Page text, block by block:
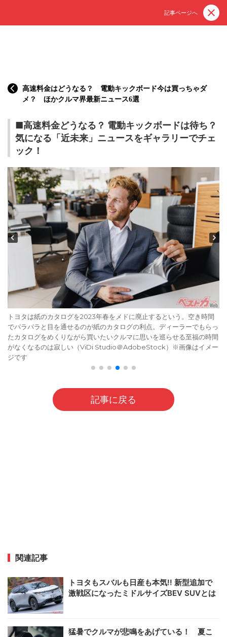
記事ページへ
高速料金はどうなる？ 電動キックボード今は買っちゃダ
メ？ ほかクルマ界最新ニュース6選
■高速料金どうなる？ 電動キックボードは待ち？
気になる「近未来」ニュースをギャラリーでチェ
ック！
トヨタは紙のカタログを2023年春をメドに廃止するという。空き時間
でパラパラと目を通せるのが紙のカタログの利点。ディーラーでもらっ
たカタログをめくりながら買いたいクルマに思いを巡らせる至福の時間
がなくなるのは寂しい（ViDi Studio＠AdobeStock）※画像はイメー
ジです
記事に戻る
関連記事
トヨタもスバルも日産も本気!! 新型追加で
激戦区になったミドルサイズBEV SUVとは
猛暑でクルマが悲鳴をあげている！ 夏こ